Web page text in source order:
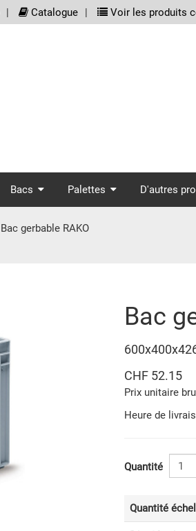
Catalogue Voir les produits
Bacs Palettes D'autres
Bac gerbable RAKO
Bac
CHF 52.15
Prix unitaire
Heure de
Quantité
Quantité